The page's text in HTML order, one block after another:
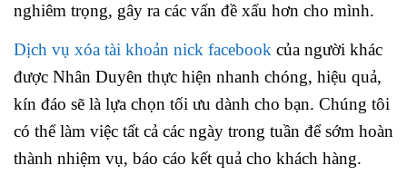
nghiêm trọng, gây ra các vấn đề xấu hơn cho mình.
Dịch vụ xóa tài khoản nick facebook của người khác
được Nhân Duyên thực hiện nhanh chóng, hiệu quả,
kín đáo sẽ là lựa chọn tối ưu dành cho bạn. Chúng tôi
có thể làm việc tất cả các ngày trong tuần để sớm hoàn
thành nhiệm vụ, báo cáo kết quả cho khách hàng.